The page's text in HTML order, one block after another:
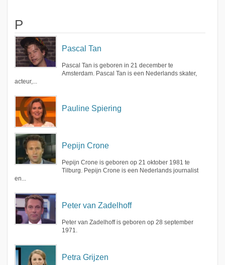
P
Pascal Tan
Pascal Tan is geboren in 21 december te
Amsterdam. Pascal Tan is een Nederlands skater,
acteur,...
Pauline Spiering
Pepijn Crone
Pepijn Crone is geboren op 21 oktober 1981 te
Tilburg. Pepijn Crone is een Nederlands journalist
en...
Peter van Zadelhoff
Peter van Zadelhoff is geboren op 28 september
1971.
Petra Grijzen